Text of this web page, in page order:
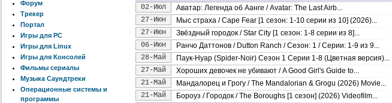
Форум
Трекер
Портал
Игры для PC
Игры для Linux
Игры для Консолей
Фильмы сериалы
Музыка Саундтреки
Операционные системы и
программы
02-Июл
Аватар: Легенда об Аанге / Avatar: The Last Airb...
27-Июн
Мыс страха / Cape Fear [1 сезон: 1-10 серии из 10] (2026)...
27-Июн
Звёздный городок / Star City [1 сезон: 1-8 серии из 8]...
06-Июн
Ранчо Даттонов / Dutton Ranch / Сезон: 1 / Серии: 1-9 из 9...
28-Май
Паук-Нуар (Spider-Noir) Сезон 1 Серии 1-8 (Цветная версия)...
27-Май
Хороших девочек не убивают / A Good Girl's Guide to...
21-Май
Мандалорец и Грогу / The Mandalorian & Grogu (2026) Movie...
21-Май
Бороуз / Городок / The Boroughs [1 сезон] (2026) Videofilm...